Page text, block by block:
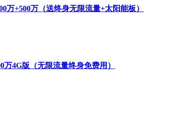
万+500万（送终身无限流量+太阳能板）
4G版（无限流量终身免费用）